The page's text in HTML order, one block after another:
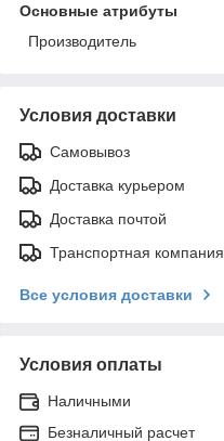
Основные атрибуты
Производитель
Условия доставки
Самовывоз
Доставка курьером
Доставка почтой
Транспортная компания
Все условия доставки
Условия оплаты
Наличными
Безналичный расчет